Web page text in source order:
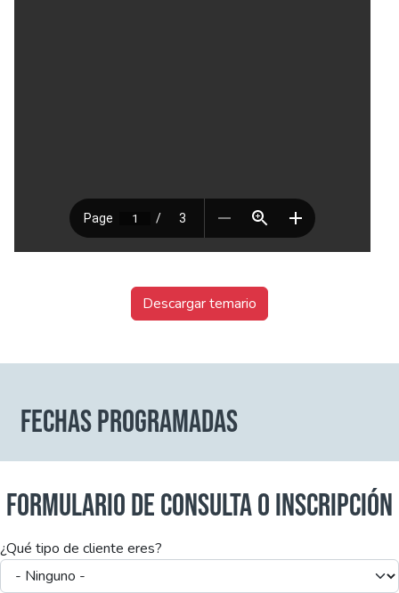
Descargar temario
FECHAS PROGRAMADAS
FORMULARIO DE CONSULTA O INSCRIPCIÓN
¿Qué tipo de cliente eres?